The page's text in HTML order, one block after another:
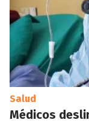
Salud
Médicos